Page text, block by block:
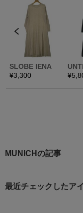
MUNICHの記事
最近チェックしたア